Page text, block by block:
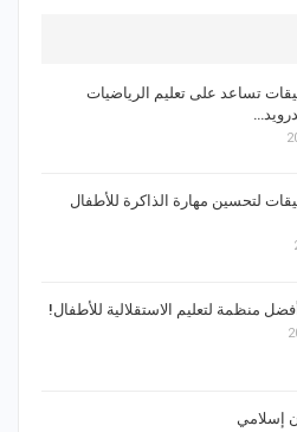
5 تطبيقات تساعد على تعليم الرياضيات
6 تطبيقات لتحسين مهارة الذاكرة للأطفال
إسلامي